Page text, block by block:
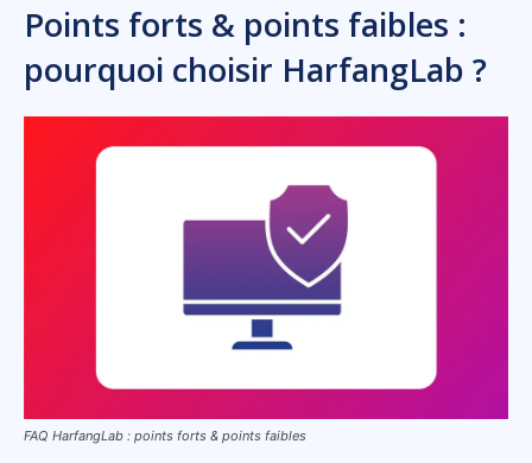
Points forts & points faibles :
pourquoi choisir HarfangLab ?
FAQ HarfangLab : points forts & points faibles